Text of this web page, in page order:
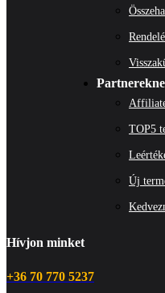
TOP5
Új
Hívjon minket
+36 70 770 5237